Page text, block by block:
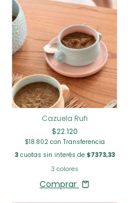
Cazuela Rufi
$22.120
$18.802 con Transferencia
3cuotas sin interés de $7373,33
3 colores
Comprar